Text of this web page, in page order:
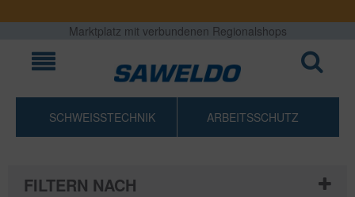
Marktplatz mit verbundenen Regionalshops
SCHWEISSTECHNIK ARBEITSSCHUTZ
FILTERN NACH